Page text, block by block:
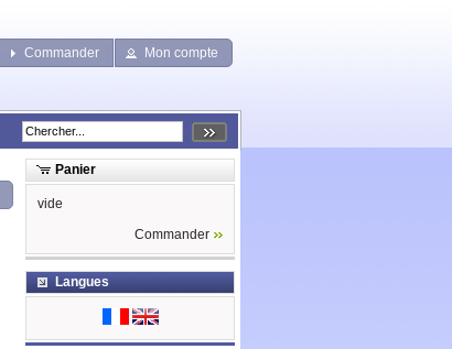
Commander Mon compte
Panier
vide
Commander
Langues